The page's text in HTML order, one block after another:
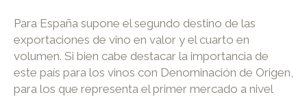
Para España supone el segundo destino de las
exportaciones de vino en valor y el cuarto en
volumen. Si bien cabe destacar la importancia de
este país para los vinos con Denominación de Origen,
para los que representa el primer mercado a nivel